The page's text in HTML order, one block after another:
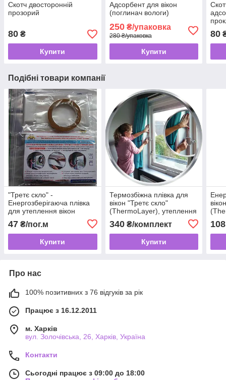
Скотч двосторонній
прозорий
80 ₴
Купити
Адсорбент для вікон
(поглинач вологи)
250₴/упаковка
280 ₴/упаковка
Купити
80
Подібні товари компанії
"Третє скло" -
Енергозберігаюча плівка
для утеплення вікон
(ThermoLayer) на метраж
47 ₴/пог.м
Купити
Термозбіжна плівка для
вікон "Третє скло"
(ThermoLayer), утеплення
340₴/комплект
Купити
108
Про нас
100% позитивних з 76 відгуків за рік
Працює з 16.12.2011
м. Харків
вул. Золочівська, 26, Харків, Україна
Контакти
Сьогодні працює з 09:00 до 18:00